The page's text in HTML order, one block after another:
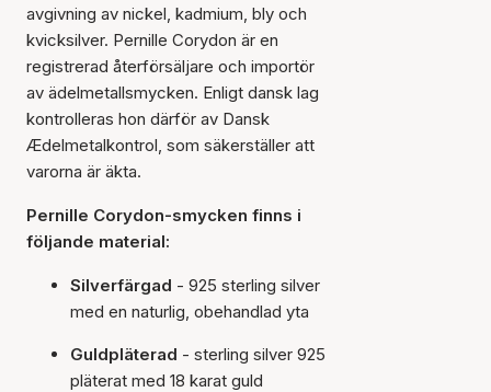
avgivning av nickel, kadmium, bly och
kvicksilver. Pernille Corydon är en
registrerad återförsäljare och importör
av ädelmetallsmycken. Enligt dansk lag
kontrolleras hon därför av Dansk
Ædelmetalkontrol, som säkerställer att
varorna är äkta.
Pernille Corydon-smycken finns i
följande material:
Silverfärgad - 925 sterling silver
med en naturlig, obehandlad yta
Guldpläterad - sterling silver 925
pläterat med 18 karat guld